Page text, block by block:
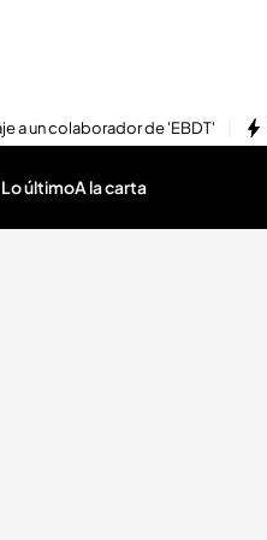
a un colaborador de 'EBDT'
Lo últimoA la carta